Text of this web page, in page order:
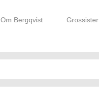
Om Bergqvist Grossister